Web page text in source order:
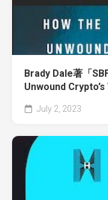
Brady Dale著「
Unwound Crypto’s
July 2, 2023